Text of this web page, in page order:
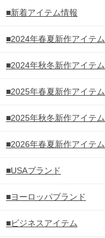
■新着アイテム情報
■2024年春夏新作アイテム
■2024年秋冬新作アイテム
■2025年春夏新作アイテム
■2025年秋冬新作アイテム
■2026年春夏新作アイテム
■USAブランド
■ヨーロッパブランド
■ビジネスアイテム